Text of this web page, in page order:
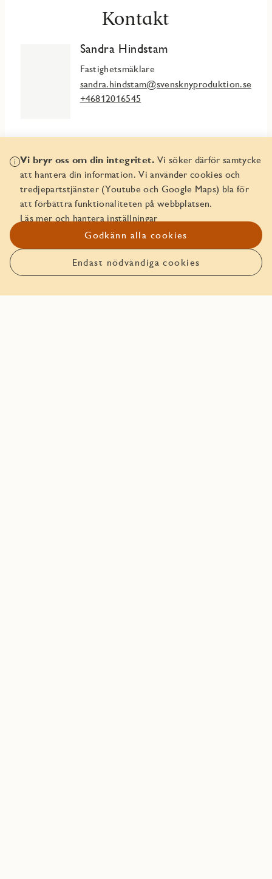
Kontakt
Sandra Hindstam
Fastighetsmäklare
sandra.hindstam@svensknyproduktion.se
+46812016545
Mer info
Fakta & planlösningar
Bankerbjudande
Om Marieviks Udde
Vi bryr oss om din integritet. Vi söker därför samtycke
att hantera din information. Vi använder cookies och
tredjepartstjänster (Youtube och Google Maps) bla för
att förbättra funktionaliteten på webbplatsen.
Läs mer och hantera inställningar
Godkänn alla cookies
Endast nödvändiga cookies